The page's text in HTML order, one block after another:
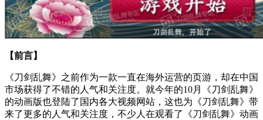
【前言】
《刀剑乱舞》之前作为一款一直在海外运营的页游，却在中国
市场获得了不错的人气和关注度。就今年的10月《刀剑乱舞》
的动画版也登陆了国内各大视频网站，这也为《刀剑乱舞》带
来了更多的人气和关注度，不少人在观看了《刀剑乱舞》动画